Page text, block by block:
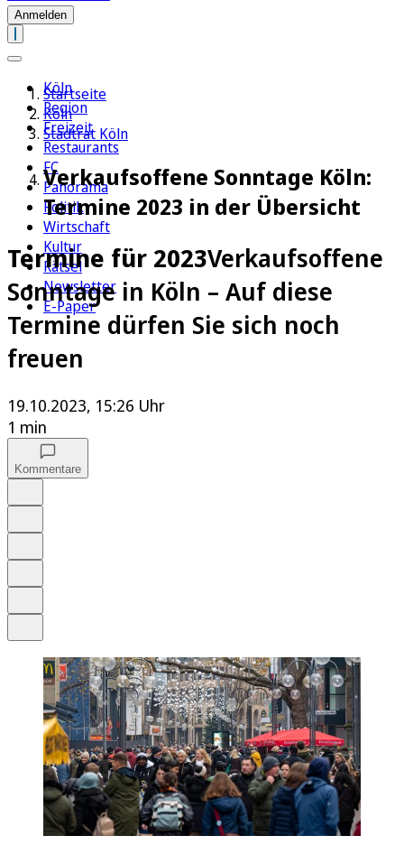
Anmelden
Köln
Region
Freizeit
Restaurants
FC
Panorama
Politik
Wirtschaft
Kultur
Rätsel
Newsletter
E-Paper
Startseite
Köln
Stadtrat Köln
Verkaufsoffene Sonntage Köln:
Termine 2023 in der Übersicht
Termine für 2023Verkaufsoffene
Sonntage in Köln – Auf diese
Termine dürfen Sie sich noch
freuen
19.10.2023, 15:26 Uhr
1 min
Kommentare